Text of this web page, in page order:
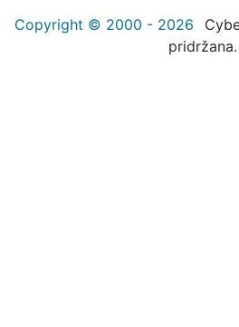
Copyright © 2000 - 2026
pridržana.